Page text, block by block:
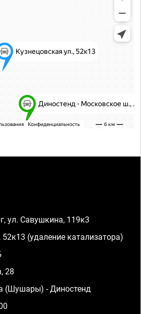
ул. Савушкина, 119к3
52к13 (удаление катализатора)
28
(Шушары) - Диностенд